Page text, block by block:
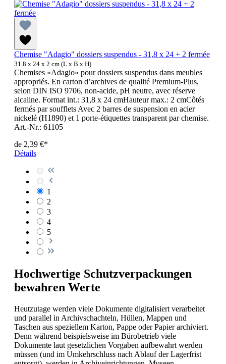
Chemise "Adagio" dossiers suspendus - 31,8 x 24 + 2 fermée
31.8 x 24 x 2 cm (L x B x H)
Chemises «Adagio» pour dossiers suspendus dans meubles
appropriés. En carton d’archives de qualité Premium-Plus,
selon DIN ISO 9706, non-acide, pH neutre, avec réserve
alcaline. Format int.: 31,8 x 24 cmHauteur max.: 2 cmCôtés
fermés par soufflets Avec 2 barres de suspension en acier
nickelé (H1890) et 1 porte-étiquettes transparent par chemise.
Art.-Nr.: 61105
de 2,39 €*
Détails
1
2
3
4
5
Hochwertige Schutzverpackungen
bewahren Werte
Heutzutage werden viele Dokumente digitalisiert verarbeitet
und parallel in Archivschachteln, Hüllen, Mappen und
Taschen aus speziellem Karton, Pappe oder Papier archiviert.
Denn während beispielsweise im Bürobetrieb viele
Dokumente laut gesetzlichen Vorgaben aufbewahrt werden
müssen (und im Umkehrschluss nach Ablauf der Lagerfrist